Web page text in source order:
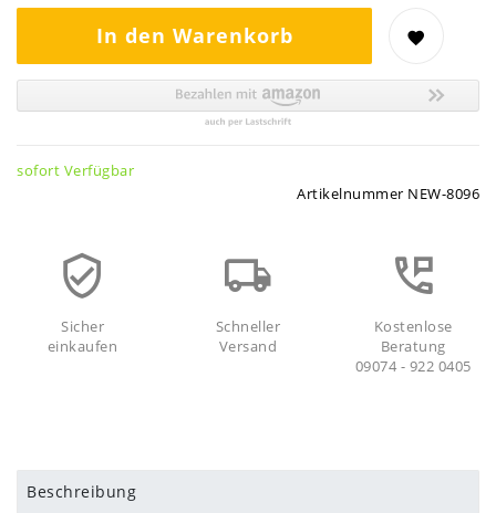
In den Warenkorb
sofort Verfügbar
Artikelnummer NEW-8096
Sicher
einkaufen
Schneller
Versand
Kostenlose
Beratung
09074 - 922 0405
Beschreibung